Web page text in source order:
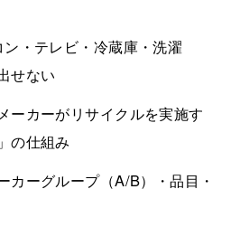
・テレビ・冷蔵庫・洗濯
せない
ーカーがリサイクルを実施す
の仕組み
カーグループ（A/B）・品目・